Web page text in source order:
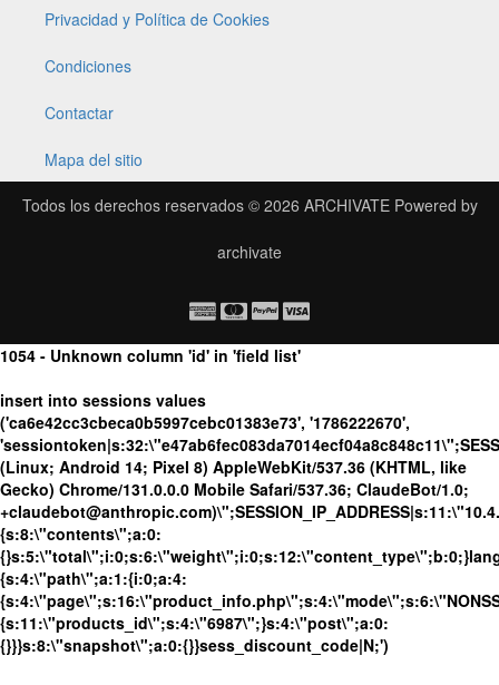
Privacidad y Política de Cookies
Condiciones
Contactar
Mapa del sitio
Todos los derechos reservados © 2026 ARCHIVATEPowered by
archivate
1054 - Unknown column 'id' in 'field list'
insert into sessions values
('ca6e42cc3cbeca0b5997cebc01383e73', '1786222670',
(Linux; Android 14; Pixel 8) AppleWebKit/537.36 (KHTML, like
Gecko) Chrome/131.0.0.0 Mobile Safari/537.36; ClaudeBot/1.0;
{s:8:\"contents\";a:0:
{s:4:\"path\";a:1:{i:0;a:4:
{s:11:\"products_id\";s:4:\"6987\";}s:4:\"post\";a:0:
{}}}s:8:\"snapshot\";a:0:{}}sess_discount_code|N;')